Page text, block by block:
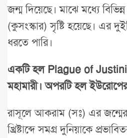
জন্ম দিয়েছে। মাঝে মধ্যে
(কুসংস্কার) সৃষ্টি হয়েছে। এর
ধরতে পারি।
একটি হল Plague of
মহামারী। অপরটি হল
রাসূলে আকরাম (সঃ) এর
খ্রিষ্টাব্দে সমগ্র দুনিয়াকে